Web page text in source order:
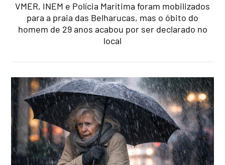
VMER, INEM e Polícia Marítima foram mobilizados
para a praia das Belharucas, mas o óbito do
homem de 29 anos acabou por ser declarado no
local